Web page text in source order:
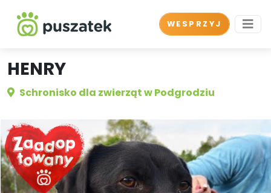
WESPRZYJ
HENRY
Schronisko dla zwierząt w Podgrodziu